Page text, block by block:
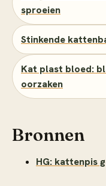
sproeien
Stinkende
Kat plast bloed:
oorzaken
Bronnen
HG: kattenpis